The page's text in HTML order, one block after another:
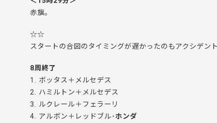
赤旗。
☆☆
スタートの合図のタイミングが遅かったのもアクシデン
8周終了
1. ボッタス＋メルセデス
2. ハミルトン＋メルセデス
3. ルクレール＋フェラーリ
4. アルボン＋レッドブル･ホンダ